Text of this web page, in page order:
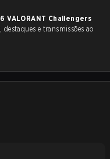
VALORANT Challengers